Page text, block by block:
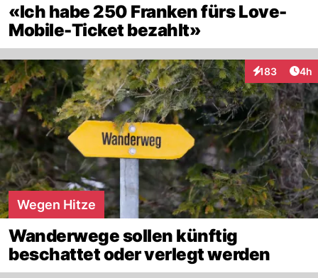
«Ich habe 250 Franken fürs Love-
Mobile-Ticket bezahlt»
183
Interaktionen
4h
Wegen Hitze
Wanderwege sollen künftig
beschattet oder verlegt werden